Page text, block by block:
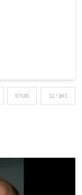
כאבי גב סטרס